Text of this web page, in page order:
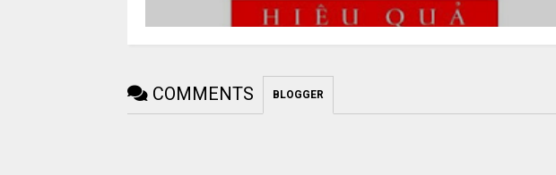
COMMENTS BLOGGER